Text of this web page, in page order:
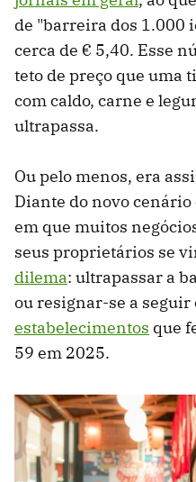
de "barreira dos 1.000
cerca de € 5,40. Esse
teto de preço que uma
com caldo, carne e
ultrapassa.
Ou pelo menos, era
Diante do novo
em que muitos
seus proprietários se
dilema: ultrapassar a
ou resignar-se a seguir
estabelecimentos que
59 em 2025.